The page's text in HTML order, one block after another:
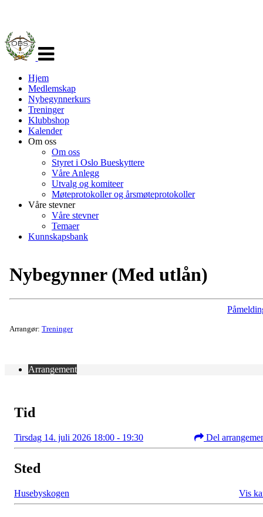
navigasjon
Hjem
Medlemskap
Nybegynnerkurs
Treninger
Klubbshop
Kalender
Om oss
Om oss
Styret i Oslo Bueskyttere
Våre Anlegg
Utvalg og komiteer
Møteprotokoller og årsmøteprotokoller
Våre stevner
Våre stevner
Temaer
Kunnskapsbank
Nybegynner (Med utlån)
Arrangør: Treninger
Arrangement
Tid
Tirsdag 14. juli 2026 18:00 - 19:30 Del
Sted
Husebyskogen Vis